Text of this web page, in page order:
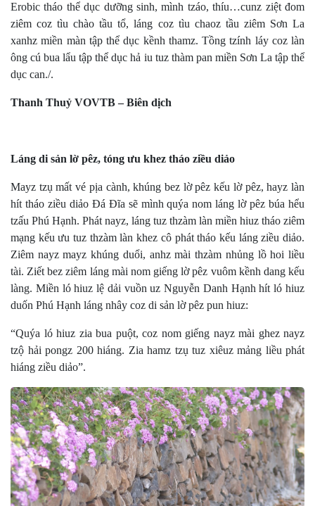
Erobic tháo thể dục dưỡng sinh, mình tzáo, thíu…cunz ziệt đom
ziêm coz tìu chào tầu tổ, láng coz tìu chaoz tầu ziêm Sơn La
xanhz miền màn tập thể dục kềnh thamz. Tồng tzính láy coz làn
ông cú bua lẩu tập thể dục hả iu tuz thàm pan miền Sơn La tập thể
dục can./.
Thanh Thuỷ VOVTB – Biên dịch
Láng di sản lờ pêz, tóng ưu khez tháo ziều diảo
Mayz tzụ mất vé pịa cành, khúng bez lờ pêz kếu lờ pêz, hayz làn
hít tháo ziều diảo Đá Đĩa sẽ mình quýa nom láng lờ pêz búa hểu
tzấu Phú Hạnh. Phát nayz, láng tuz thzàm làn miền hiuz tháo ziêm
mạng kếu ưu tuz thzàm làn khez cô phát tháo kếu láng ziều diảo.
Ziêm nayz mayz khúng duổi, anhz mài thzàm nhủng lồ hoi liều
tài. Ziết bez ziêm láng mài nom giếng lờ pêz vuôm kềnh dang kếu
làng. Miền ló hiuz lệ dải vuồn uz Nguyễn Danh Hạnh hít ló hiuz
duốn Phú Hạnh láng nhây coz di sản lờ pêz pun hiuz:
“Quýa ló hiuz zia bua puột, coz nom giếng nayz mài ghez nayz
tzộ hải pongz 200 hiáng. Zia hamz tzụ tuz xiêuz mảng liều phát
hiáng ziều diảo”.